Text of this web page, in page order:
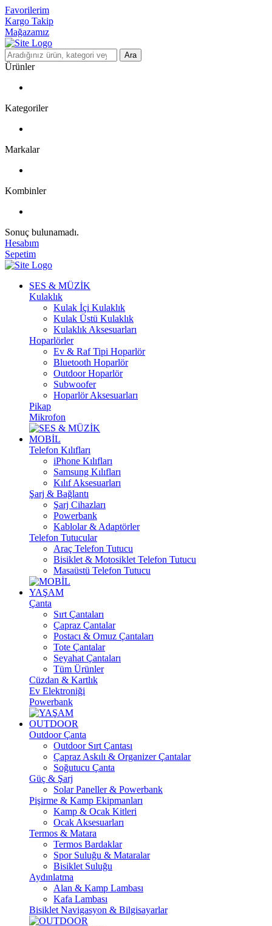
Favorilerim
Kargo Takip
Mağazamız
Ara
Ürünler
Kategoriler
Markalar
Kombinler
Sonuç bulunamadı.
Hesabım
Sepetim
SES & MÜZİK
Kulaklık
Kulak İçi Kulaklık
Kulak Üstü Kulaklık
Kulaklık Aksesuarları
Hoparlörler
Ev & Raf Tipi Hoparlör
Bluetooth Hoparlör
Outdoor Hoparlör
Subwoofer
Hoparlör Aksesuarları
Pikap
Mikrofon
MOBİL
Telefon Kılıfları
iPhone Kılıfları
Samsung Kılıfları
Kılıf Aksesuarları
Şarj & Bağlantı
Şarj Cihazları
Powerbank
Kablolar & Adaptörler
Telefon Tutucular
Araç Telefon Tutucu
Bisiklet & Motosiklet Telefon Tutucu
Masaüstü Telefon Tutucu
YAŞAM
Çanta
Sırt Çantaları
Çapraz Çantalar
Postacı & Omuz Çantaları
Tote Çantalar
Seyahat Çantaları
Tüm Ürünler
Cüzdan & Kartlık
Ev Elektroniği
Powerbank
OUTDOOR
Outdoor Çanta
Outdoor Sırt Çantası
Çapraz Askılı & Organizer Çantalar
Soğutucu Çanta
Güç & Şarj
Solar Paneller & Powerbank
Pişirme & Kamp Ekipmanları
Kamp & Ocak Kitleri
Ocak Aksesuarları
Termos & Matara
Termos Bardaklar
Spor Suluğu & Mataralar
Bisiklet Suluğu
Aydınlatma
Alan & Kamp Lambası
Kafa Lambası
Bisiklet Navigasyon & Bilgisayarlar